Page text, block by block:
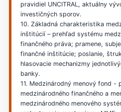
pravidiel UNCITRAL, aktuálny
investičných sporov.
10. Základná charakteristika
inštitúcií – prehľad systému
finančného práva; pramene,
finančné inštitúcie; poslanie,
hlasovacie mechanizmy
banky.
11. Medzinárodný menový fond -
medzinárodného finančného a
medzinárodného menového